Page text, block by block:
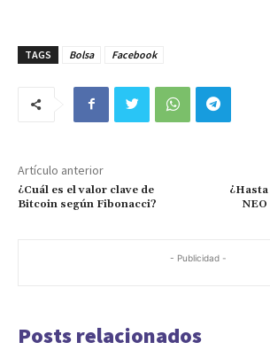
TAGS Bolsa Facebook
Artículo anterior
¿Cuál es el valor clave de
Bitcoin según Fibonacci?
- Publicidad -
Posts relacionados